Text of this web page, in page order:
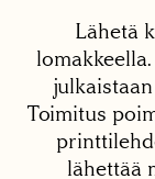
Lähetä
Toimitus
lähettää